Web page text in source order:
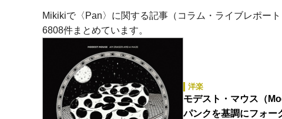
Mikikiで〈Pan〉に関する記事（コラム・ライブレポー
6808件まとめています。
洋楽
モデスト・マウス（
パンクを基調にフォー